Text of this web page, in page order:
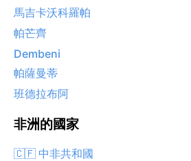
馬吉卡沃科羅帕
帕芒齊
Dembeni
帕薩曼蒂
班德拉布阿
非洲的國家
🇨🇫 中非共和國